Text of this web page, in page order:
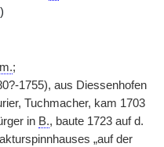
;
1755), aus Diessenhofen
Tuchmacher, kam 1703
in B., baute 1723 auf d.
„auf der